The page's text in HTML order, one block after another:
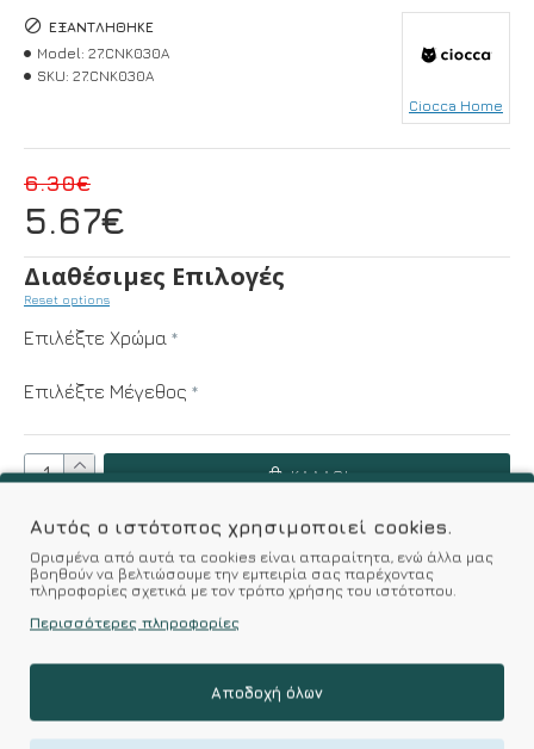
Σύμφωνα με 0 αξιολογήσεις.
5.67€
6.30€
ΕΞΑΝΤΛΉΘΗΚΕ
Model: 27.CNK030A
SKU: 27.CNK030A
Ciocca Home
Διαθέσιμες Επιλογές
Reset options
Επιλέξτε Χρώμα
Επιλέξτε Μέγεθος
ΚΑΛΆΘΙ
Επιθυμητό Σύγκριση
Kalimeratzis Underwear : Προϊόντα Σχεδιασμένα για
Εσάς & Υφάσματα Υψηλής Ποιότητας για
Αυτός ο ιστότοπος χρησιμοποιεί cookies.
Ορισμένα από αυτά τα cookies είναι απαραίτητα, ενώ άλλα μας
βοηθούν να βελτιώσουμε την εμπειρία σας παρέχοντας
πληροφορίες σχετικά με τον τρόπο χρήσης του ιστότοπου.
Περισσότερες πληροφορίες
Αποδοχή όλων